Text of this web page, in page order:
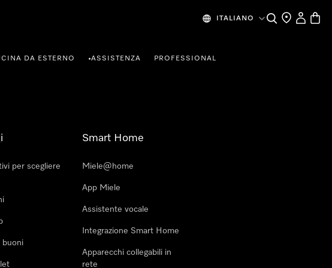
ITALIANO CercaRicerca
Il mio
DA ESTERNO •ASSISTENZA PROFESSIONAL
per scegliere
buoni
Smart Home
Miele@home
App Miele
Assistente vocale
Integrazione Smart Home
Apparecchi collegabili in
rete